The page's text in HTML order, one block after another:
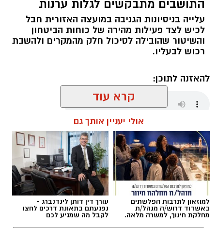
התושבים מתבקשים לגלות ערנות
עלייה בניסיונות הגניבה במועצה האזורית חבל
לכיש לצד פעילות מהירה של כוחות הביטחון
והשיטור שהובילה לסיכול חלק מהמקרים ולהשבת
רכוש לבעליו.
להאזנה לתוכן:
אלדה נתנאל / 18:01 08.08.26
תגים:חבל לכיש
קרא עוד
אולי יעניין אותך גם
למוזאון לתרבות הפלשתים
באשדוד דרוש/ה מנהל/ת
מחלקת חינוך, למשרה מלאה.
עורך דין דותן לינדנברג -
נפגעתם בתאונת דרכים לחצו
לקבל מה שמגיע לכם